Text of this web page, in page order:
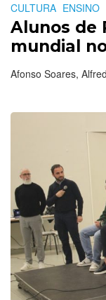
CULTURA ENSINO
Alunos de
mundial
Afonso Soares,